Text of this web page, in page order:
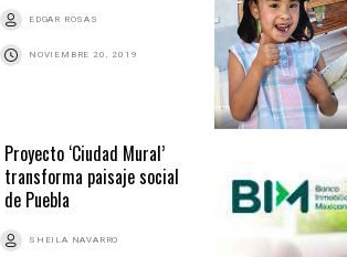
EDGAR ROSAS
NOVIEMBRE 20, 2019
Proyecto ‘Ciudad Mural’
transforma paisaje social
de Puebla
SHEILA NAVARRO